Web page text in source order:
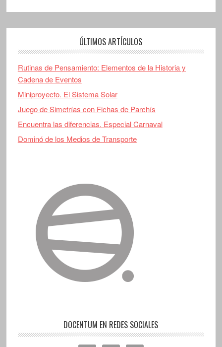
ÚLTIMOS ARTÍCULOS
Rutinas de Pensamiento: Elementos de la Historia y
Cadena de Eventos
Miniproyecto. El Sistema Solar
Juego de Simetrías con Fichas de Parchís
Encuentra las diferencias. Especial Carnaval
Dominó de los Medios de Transporte
DOCENTUM EN REDES SOCIALES